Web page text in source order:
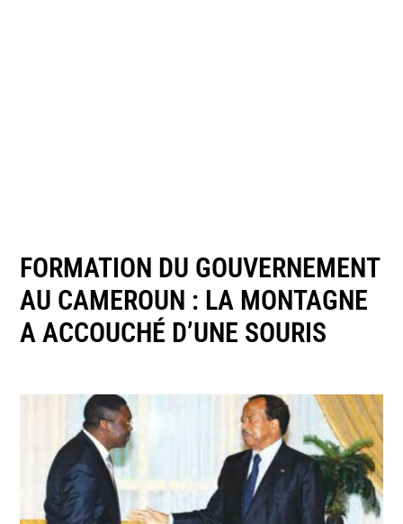
FORMATION DU GOUVERNEMENT
AU CAMEROUN : LA MONTAGNE
A ACCOUCHÉ D’UNE SOURIS